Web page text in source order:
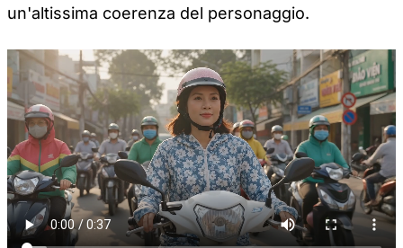
un'altissima coerenza del personaggio.